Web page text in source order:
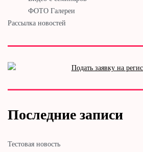
ФОТО Галереи
Рассылка новостей
Последние записи
Тестовая новость